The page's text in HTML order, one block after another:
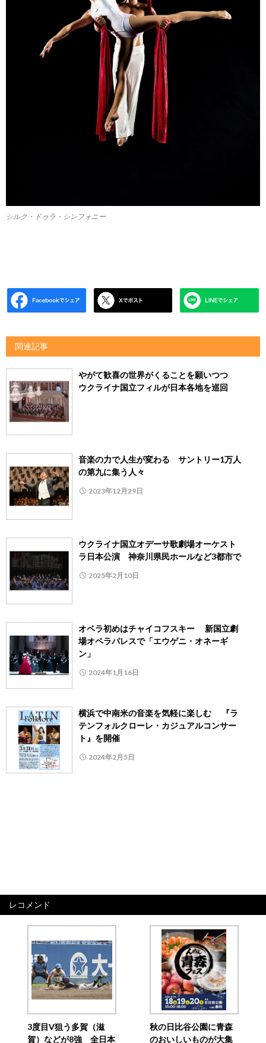
シルク・ドゥラ・シンフォニー
関連記事
やがて歓喜の世界がくることを願いつつ
ウクライナ国立フィルが日本各地を巡回
音楽の力で人生が変わる サントリー1万人
の第九に集う人々
2023年12月29日
ウクライナ国立オデーサ歌劇場オーケスト
ラ日本公演 神奈川県民ホールなど3都市で
2025年2月10日
オペラ初めはチャイコフスキー 新国立劇
場オペラパレスで「エウゲニ・オネーギ
ン」
2024年1月16日
横浜で中南米の音楽を気軽に楽しむ 『ラ
テンフォルクローレ・カジュアルコンサー
ト』を開催
2024年2月5日
レコメンド
3度目V狙う多賀（滋
賀）などが8強 全日本
秋の日比谷公園に青森
のおいしいものが大集